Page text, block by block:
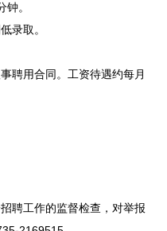
。
录取。
聘用合同。工资待遇约每月
聘工作的监督检查，对举报